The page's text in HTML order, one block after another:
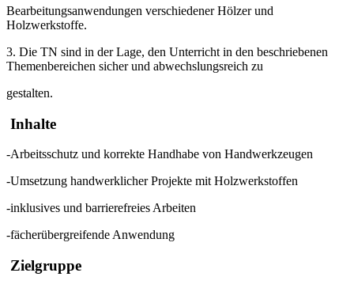
Bearbeitungsanwendungen verschiedener Hölzer und
Holzwerkstoffe.
3. Die TN sind in der Lage, den Unterricht in den beschriebenen
Themenbereichen sicher und abwechslungsreich zu
gestalten.
Inhalte
-Arbeitsschutz und korrekte Handhabe von Handwerkzeugen
-Umsetzung handwerklicher Projekte mit Holzwerkstoffen
-inklusives und barrierefreies Arbeiten
-fächerübergreifende Anwendung
Zielgruppe